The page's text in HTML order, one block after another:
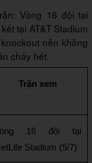
Vòng 16 đội tại
tại AT&T Stadium
nên không
cháy hết.
Trận xem
16 đội tại
Stadium (5/7)